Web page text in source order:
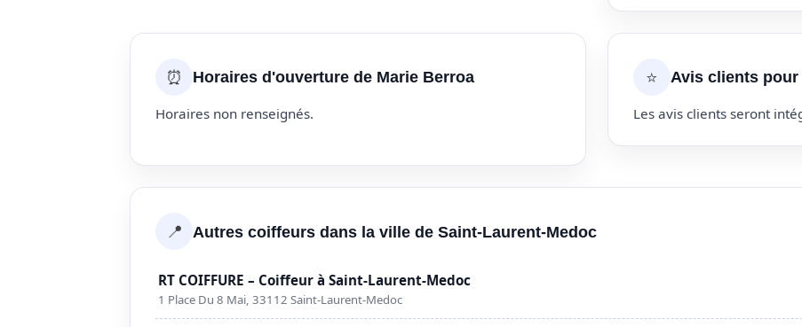
⏰ Horaires d'ouverture de Marie Berroa
Horaires non renseignés.
⭐ Avis clients pour
Les avis clients seront
📍 Autres coiffeurs dans la ville de Saint-Laurent-Medoc
RT COIFFURE – Coiffeur à Saint-Laurent-Medoc
1 Place Du 8 Mai, 33112 Saint-Laurent-Medoc